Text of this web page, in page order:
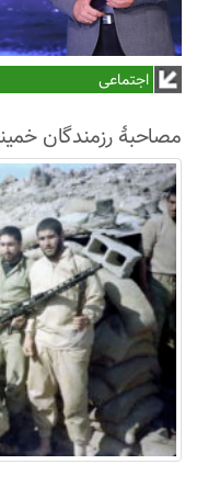
اجتماعی
سال63+فیلم